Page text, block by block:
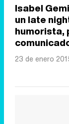
Isabel
un late
humorista,
23 de enero